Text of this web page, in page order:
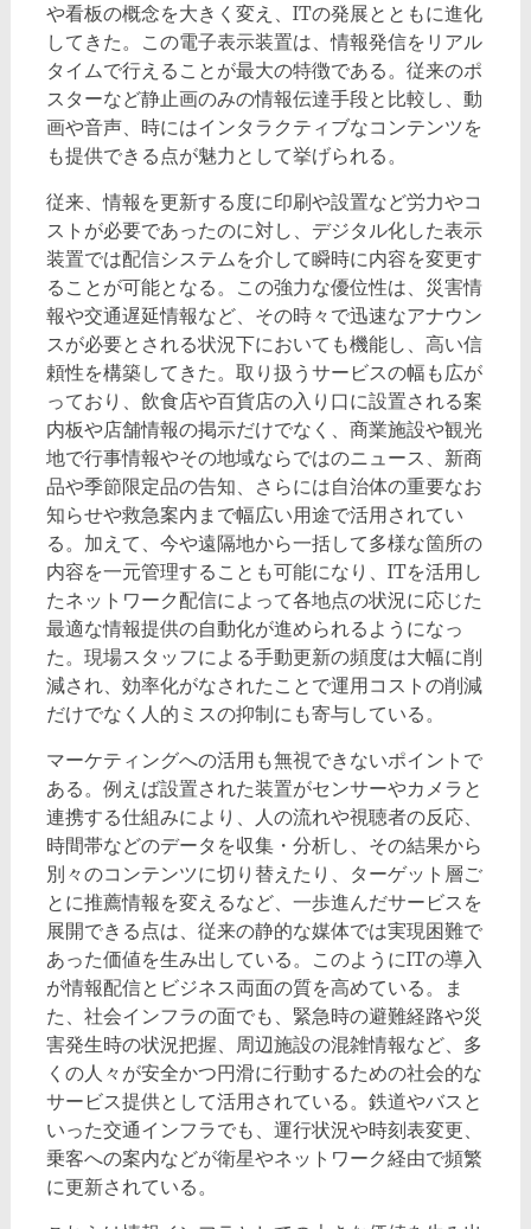
や看板の概念を大きく変え、ITの発展とともに進化
してきた。この電子表示装置は、情報発信をリアル
タイムで行えることが最大の特徴である。従来のポ
スターなど静止画のみの情報伝達手段と比較し、動
画や音声、時にはインタラクティブなコンテンツを
も提供できる点が魅力として挙げられる。
従来、情報を更新する度に印刷や設置など労力やコ
ストが必要であったのに対し、デジタル化した表示
装置では配信システムを介して瞬時に内容を変更す
ることが可能となる。この強力な優位性は、災害情
報や交通遅延情報など、その時々で迅速なアナウン
スが必要とされる状況下においても機能し、高い信
頼性を構築してきた。取り扱うサービスの幅も広が
っており、飲食店や百貨店の入り口に設置される案
内板や店舗情報の掲示だけでなく、商業施設や観光
地で行事情報やその地域ならではのニュース、新商
品や季節限定品の告知、さらには自治体の重要なお
知らせや救急案内まで幅広い用途で活用されてい
る。加えて、今や遠隔地から一括して多様な箇所の
内容を一元管理することも可能になり、ITを活用し
たネットワーク配信によって各地点の状況に応じた
最適な情報提供の自動化が進められるようになっ
た。現場スタッフによる手動更新の頻度は大幅に削
減され、効率化がなされたことで運用コストの削減
だけでなく人的ミスの抑制にも寄与している。
マーケティングへの活用も無視できないポイントで
ある。例えば設置された装置がセンサーやカメラと
連携する仕組みにより、人の流れや視聴者の反応、
時間帯などのデータを収集・分析し、その結果から
別々のコンテンツに切り替えたり、ターゲット層ご
とに推薦情報を変えるなど、一歩進んだサービスを
展開できる点は、従来の静的な媒体では実現困難で
あった価値を生み出している。このようにITの導入
が情報配信とビジネス両面の質を高めている。ま
た、社会インフラの面でも、緊急時の避難経路や災
害発生時の状況把握、周辺施設の混雑情報など、多
くの人々が安全かつ円滑に行動するための社会的な
サービス提供として活用されている。鉄道やバスと
いった交通インフラでも、運行状況や時刻表変更、
乗客への案内などが衛星やネットワーク経由で頻繁
に更新されている。